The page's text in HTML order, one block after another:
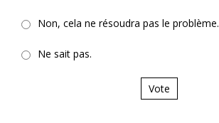
Non, cela ne résoudra pas le problème.
Ne sait pas.
Vote